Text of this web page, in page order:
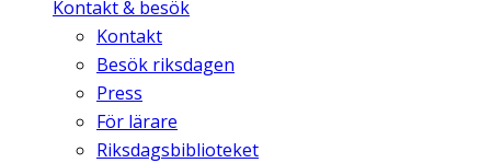
Kontakt & besök
Kontakt
Besök riksdagen
Press
För lärare
Riksdagsbiblioteket